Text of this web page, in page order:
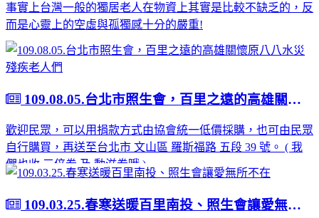
事實上台灣一般的獨居老人在物資上其實是比較不缺乏的，反
而是心靈上的空虛與孤獨感十分的嚴重!
109.08.05.台北市照生會，百里之遠的高雄關懷原八八水災殘疾老人們
歡迎民眾，可以用捐款方式由協會統一低價採購，也可由民眾
自行購買，再送至台北市 文山區 羅斯福路 五段 39 號。 ( 我
們也收 三倍券 及 動滋券哦 )
109.03.25.春寒送暖百里南投、照生會讓愛無所不在